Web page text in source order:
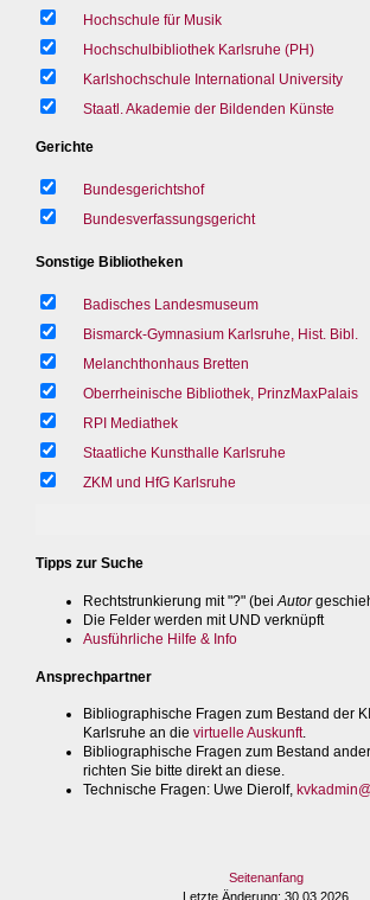
Hochschule für Musik
Hochschulbibliothek Karlsruhe (PH)
Karlshochschule International University
Staatl. Akademie der Bildenden Künste
Gerichte
Bundesgerichtshof
Bundesverfassungsgericht
Sonstige Bibliotheken
Badisches Landesmuseum
Bismarck-Gymnasium Karlsruhe, Hist. Bibl.
Melanchthonhaus Bretten
Oberrheinische Bibliothek, PrinzMaxPalais
RPI Mediathek
Staatliche Kunsthalle Karlsruhe
ZKM und HfG Karlsruhe
Tipps zur Suche
Rechtstrunkierung mit "?" (bei Autor
Die Felder werden mit UND verknüpft
Ausführliche Hilfe & Info
Ansprechpartner
Bibliographische Fragen zum Bestand der
Karlsruhe an die virtuelle Auskunft.
Bibliographische Fragen zum Bestand
richten Sie bitte direkt an diese.
Technische Fragen: Uwe Dierolf,
Seitenanfang
Letzte Änderung: 30.03.2026